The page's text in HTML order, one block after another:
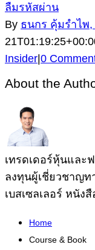
ลืมรหัสผ่าน
By ธนกร คุ้มรำไพ,
Insider|0
About the
เทรดเดอร์หุ้นและ
ลงทุนผู้เชี่ยวชาญท
เบสเซลเลอร์ หนัง
Home
Course & Book